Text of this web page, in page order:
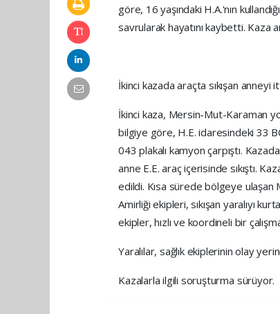
göre, 16 yaşındaki H.A.'nın
savrularak hayatını kaybetti. Kaza
İkinci kazada araçta sıkışan anneyi
İkinci kaza, Mersin-Mut-Karaman
bilgiye göre, H.E. idaresindeki 33
043 plakalı kamyon çarpıştı.
anne E.E. araç içerisinde sıkıştı.
edildi. Kısa sürede bölgeye ulaşan
Amirliği ekipleri, sıkışan yaralıyı
ekipler, hızlı ve koordineli bir
Yaralılar, sağlık ekiplerinin olay
Kazalarla ilgili soruşturma sürüyor.